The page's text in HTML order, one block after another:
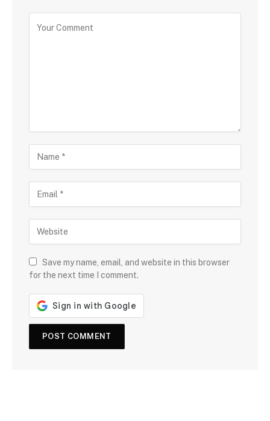
Save my name, email, and website in this browser
for the next time I comment.